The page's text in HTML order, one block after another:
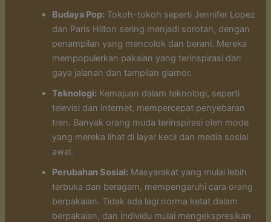
Budaya Pop: Tokoh-tokoh seperti Jennifer Lopez
dan Paris Hilton sering menjadi sorotan, dengan
penampilan yang mencolok dan berani. Mereka
mempopulerkan pakaian yang terinspirasi dari
gaya jalanan dan tampilan glamor.
Teknologi: Kemajuan dalam teknologi, seperti
televisi dan internet, mempercepat penyebaran
tren. Banyak orang muda terinspirasi oleh mode
yang mereka lihat di layar kecil dan media sosial
awal.
Perubahan Sosial: Masyarakat yang mulai lebih
terbuka dan beragam, mempengaruhi cara orang
berpakaian. Tidak ada lagi norma ketat dalam
berpakaian, dan individu mulai mengekspresikan